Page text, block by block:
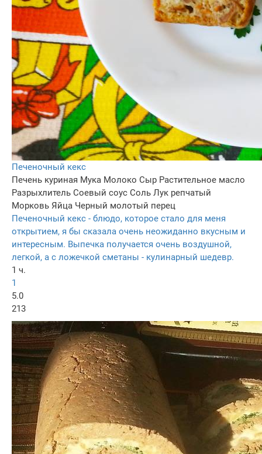
Печеночный кекс
Печень куриная Мука Молоко Сыр Растительное масло
Разрыхлитель Соевый соус Соль Лук репчатый
Морковь Яйца Черный молотый перец
Печеночный кекс - блюдо, которое стало для меня
открытием, я бы сказала очень неожиданно вкусным и
интересным. Выпечка получается очень воздушной,
легкой, а с ложечкой сметаны - кулинарный шедевр.
1 ч.
1
5.0
213